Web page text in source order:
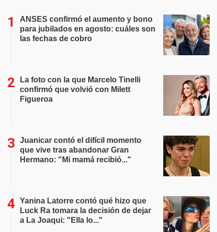
ANSES confirmó el aumento y bono
para jubilados en agosto: cuáles son
las fechas de cobro
La foto con la que Marcelo Tinelli
confirmó que volvió con Milett
Figueroa
Juanicar contó el difícil momento
que vive tras abandonar Gran
Hermano: "Mi mamá recibió..."
Yanina Latorre contó qué hizo que
Luck Ra tomara la decisión de dejar
a La Joaqui: "Ella lo..."